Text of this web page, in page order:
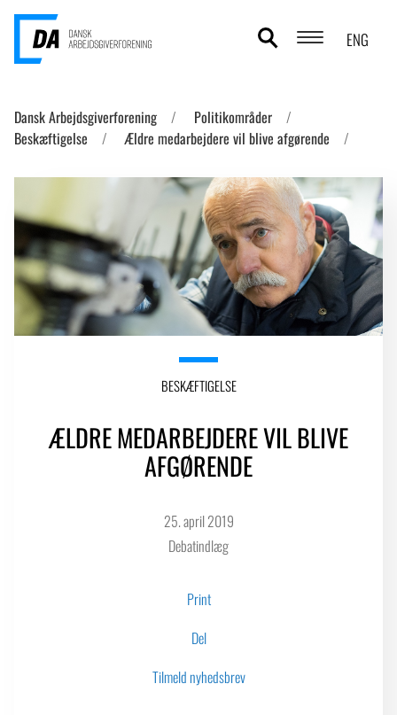
ENG
ANALYSER
STATISTIK
TEMAER
OM DA
KONTAKT OG PRESSE
LOGIN FOR MEDLEMSORGANISATIONER
Dansk Arbejdsgiverforening
Politikområder
Beskæftigelse
Ældre medarbejdere vil blive afgørende
BESKÆFTIGELSE
ÆLDRE MEDARBEJDERE VIL BLIVE
AFGØRENDE
25. april 2019
Debatindlæg
Print
Del
Tilmeld nyhedsbrev